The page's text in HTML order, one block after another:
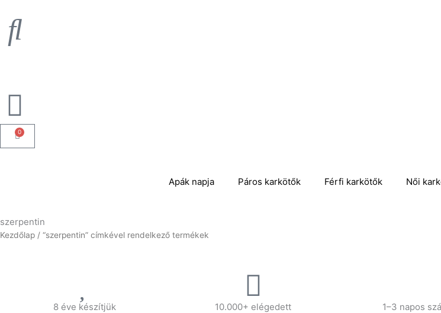
content
0
Kosár
Apák napja Páros karkötők Férfi karkötők Női
szerpentin
Kezdőlap / “szerpentin” címkével rendelkező termékek
8 éve készítjük
10.000+ elégedett
1–3 napos